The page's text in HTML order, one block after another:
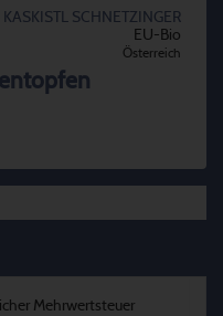
KASKISTL SCHNETZINGER
EU-Bio
Österreich
Mehrwertsteuer